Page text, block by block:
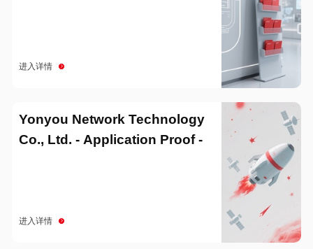
进入详情
Yonyou Network Technology
Co., Ltd. - Application Proof -
进入详情